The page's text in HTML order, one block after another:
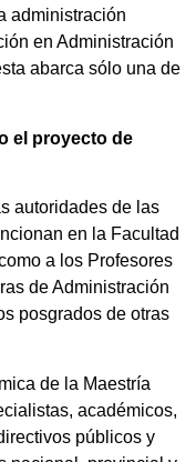
administración
en Administración
abarca sólo una de
el proyecto de
autoridades de las
en la Facultad
a los Profesores
de Administración
posgrados de otras
de la Maestría
académicos,
públicos y